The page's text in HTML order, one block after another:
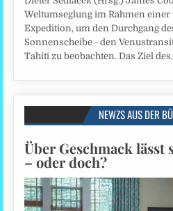
Weltumseglung im Rahmen
Expedition, um den Durchgang
Sonnenscheibe - den
Tahiti zu beobachten. Das Ziel
NEWZS AUS DER
Über Geschmack
– oder doch?